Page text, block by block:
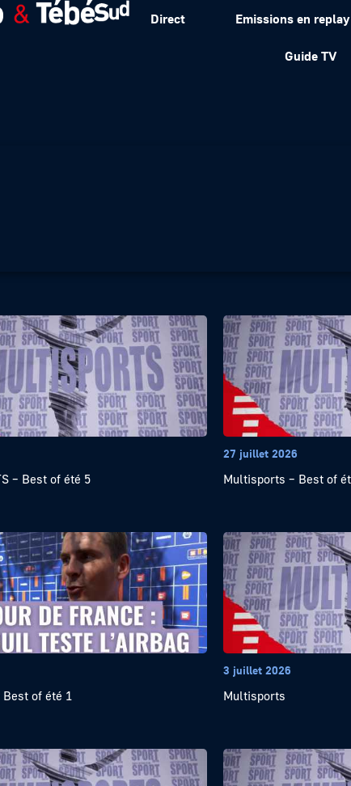
Direct Emissions en replay
Guide TV
US. Quaterback :
– Best of été 5
27 juillet 2026
Multisports – Best of
of été 1
3 juillet 2026
Multisports